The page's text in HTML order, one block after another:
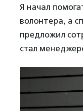
Я начал
волонтера, а
предложил
стал